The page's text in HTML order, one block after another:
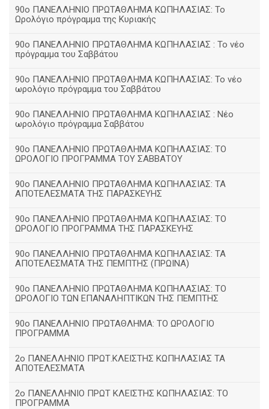
90ο ΠΑΝΕΛΛΗΝΙΟ ΠΡΩΤΑΘΛΗΜΑ ΚΩΠΗΛΑΣΙΑΣ: Το
Ωρολόγιο πρόγραμμα της Κυριακής
90ο ΠΑΝΕΛΛΗΝΙΟ ΠΡΩΤΑΘΛΗΜΑ ΚΩΠΗΛΑΣΙΑΣ : Το νέο
πρόγραμμα του Σαββάτου
90ο ΠΑΝΕΛΛΗΝΙΟ ΠΡΩΤΑΘΛΗΜΑ ΚΩΠΗΛΑΣΙΑΣ: Το νέο
ωρολόγιο πρόγραμμα του Σαββάτου
90ο ΠΑΝΕΛΛΗΝΙΟ ΠΡΩΤΑΘΛΗΜΑ ΚΩΠΗΛΑΣΙΑΣ : Νέο
ωρολόγιο πρόγραμμα Σαββάτου
90ο ΠΑΝΕΛΛΗΝΙΟ ΠΡΩΤΑΘΛΗΜΑ ΚΩΠΗΛΑΣΙΑΣ: ΤΟ
ΩΡΟΛΟΓΙΟ ΠΡΟΓΡΑΜΜΑ ΤΟΥ ΣΑΒΒΑΤΟΥ
90ο ΠΑΝΕΛΛΗΝΙΟ ΠΡΩΤΑΘΛΗΜΑ ΚΩΠΗΛΑΣΙΑΣ: ΤΑ
ΑΠΟΤΕΛΕΣΜΑΤΑ ΤΗΣ ΠΑΡΑΣΚΕΥΗΣ
90ο ΠΑΝΕΛΛΗΝΙΟ ΠΡΩΤΑΘΛΗΜΑ ΚΩΠΗΛΑΣΙΑΣ: ΤΟ
ΩΡΟΛΟΓΙΟ ΠΡΟΓΡΑΜΜΑ ΤΗΣ ΠΑΡΑΣΚΕΥΗΣ
90ο ΠΑΝΕΛΛΗΝΙΟ ΠΡΩΤΑΘΛΗΜΑ ΚΩΠΗΛΑΣΙΑΣ: ΤΑ
ΑΠΟΤΕΛΕΣΜΑΤΑ ΤΗΣ ΠΕΜΠΤΗΣ (ΠΡΩΙΝΑ)
90o ΠΑΝΕΛΛΗΝΙΟ ΠΡΩΤΑΘΛΗΜΑ ΚΩΠΗΛΑΣΙΑΣ: ΤΟ
ΩΡΟΛΟΓΙΟ ΤΩΝ ΕΠΑΝΑΛΗΠΤΙΚΩΝ ΤΗΣ ΠΕΜΠΤΗΣ
90ο ΠΑΝΕΛΛΗΝΙΟ ΠΡΩΤΑΘΛΗΜΑ: ΤΟ ΩΡΟΛΟΓΙΟ
ΠΡΟΓΡΑΜΜΑ
2ο ΠΑΝΕΛΛΗΝΙΟ ΠΡΩΤ.ΚΛΕΙΣΤΗΣ ΚΩΠΗΛΑΣΙΑΣ ΤΑ
ΑΠΟΤΕΛΕΣΜΑΤΑ
2ο ΠΑΝΕΛΛΗΝΙΟ ΠΡΩΤ ΚΛΕΙΣΤΗΣ ΚΩΠΗΛΑΣΙΑΣ: ΤΟ
ΠΡΟΓΡΑΜΜΑ